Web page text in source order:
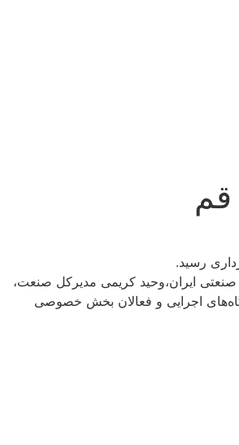
ایران،وحید کریمی مدیرکل صنعت،
اجرایی و فعالان بخش خصوصی